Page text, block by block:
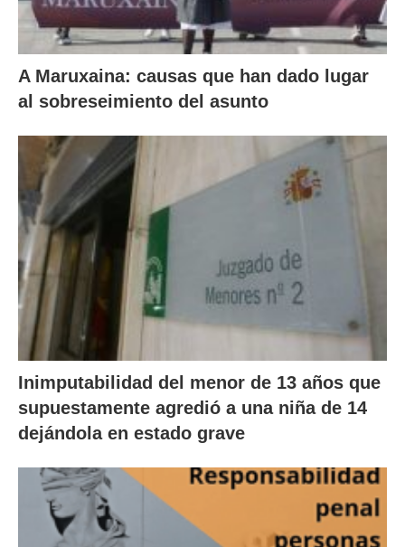
A Maruxaina: causas que han dado lugar
al sobreseimiento del asunto
Inimputabilidad del menor de 13 años que
supuestamente agredió a una niña de 14
dejándola en estado grave